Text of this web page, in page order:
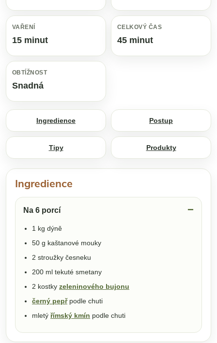
VAŘENÍ
15 minut
CELKOVÝ ČAS
45 minut
OBTÍŽNOST
Snadná
Ingredience Postup
Tipy Produkty
Ingredience
Na 6 porcí
1 kg dýně
50 g kaštanové mouky
2 stroužky česneku
200 ml tekuté smetany
2 kostky zeleninového bujonu
černý pepřpodle chuti
mletý římský kmín podle chuti